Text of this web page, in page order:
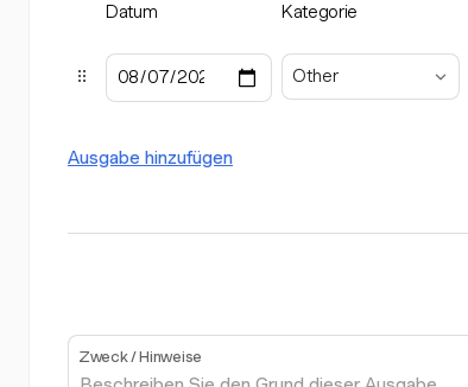
Datum Kategorie
Other
Ausgabe hinzufügen
Zweck / Hinweise